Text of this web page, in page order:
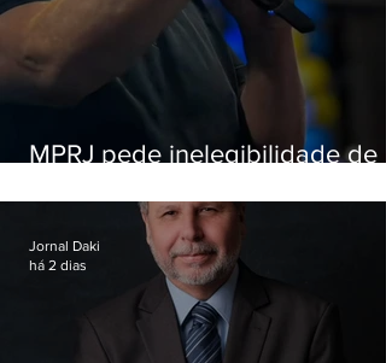
MPRJ pede inelegibilidade de
Jornal Daki
há 2 dias